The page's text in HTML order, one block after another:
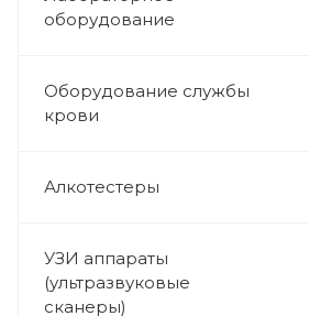
оборудование
Оборудование службы
крови
Алкотестеры
УЗИ аппараты
(ультразвуковые
сканеры)